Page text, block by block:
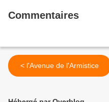
Commentaires
< l'Avenue de l'Armistice